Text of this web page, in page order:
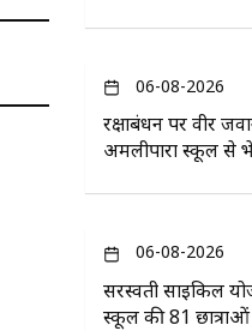
06-08-2026
रक्षाबंधन पर वीर
अमलीपारा स्कूल से
06-08-2026
सरस्वती साइकिल
स्कूल की 81